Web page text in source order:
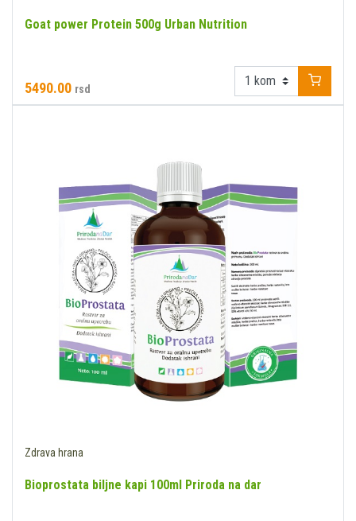
Goat power Protein 500g Urban Nutrition
5490.00 rsd
Zdrava hrana
Bioprostata biljne kapi 100ml Priroda na dar